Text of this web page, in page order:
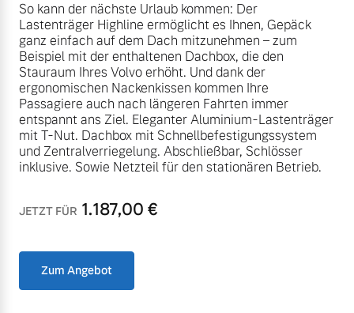
So kann der nächste Urlaub kommen: Der
Lastenträger Highline ermöglicht es Ihnen, Gepäck
ganz einfach auf dem Dach mitzunehmen – zum
Beispiel mit der enthaltenen Dachbox, die den
Stauraum Ihres Volvo erhöht. Und dank der
ergonomischen Nackenkissen kommen Ihre
Passagiere auch nach längeren Fahrten immer
entspannt ans Ziel. Eleganter Aluminium-Lastenträger
mit T-Nut. Dachbox mit Schnellbefestigungssystem
und Zentralverriegelung. Abschließbar, Schlösser
inklusive. Sowie Netzteil für den stationären Betrieb.
JETZT FÜR 1.187,00 €
Zum Angebot